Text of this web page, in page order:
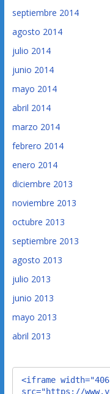
septiembre 2014
agosto 2014
julio 2014
junio 2014
mayo 2014
abril 2014
marzo 2014
febrero 2014
enero 2014
diciembre 2013
noviembre 2013
octubre 2013
septiembre 2013
agosto 2013
julio 2013
junio 2013
mayo 2013
abril 2013
<iframe
src="https://